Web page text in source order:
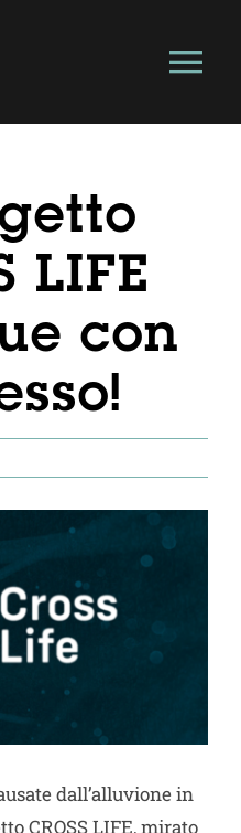
LIFE
con
dall’alluvione in
CROSS LIFE, mirato